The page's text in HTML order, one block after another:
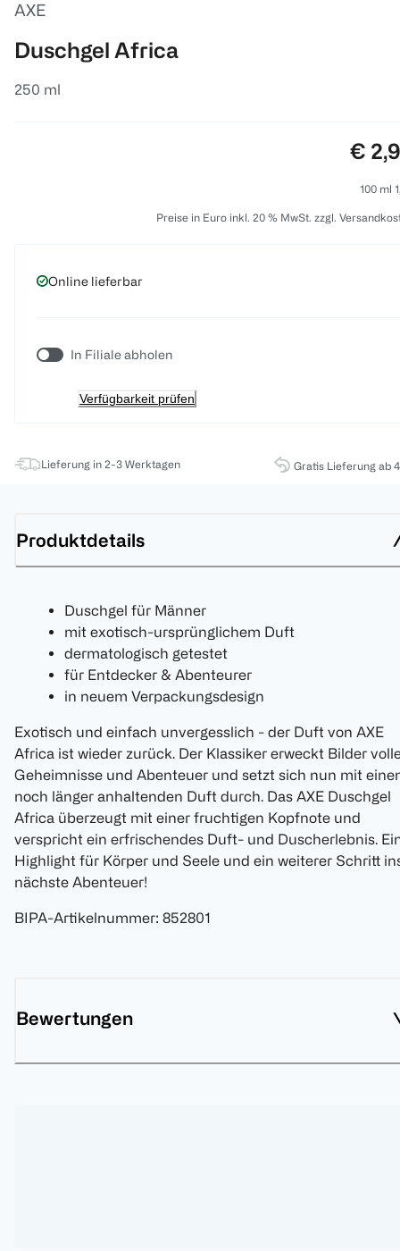
AXE
Duschgel Africa
250 ml
€
100 ml
Preise in Euro inkl. 20 % MwSt. zzgl.
Online lieferbar
In Filiale abholen
Verfügbarkeit prüfen
Lieferung in 2-3 Werktagen Gratis Lieferung ab
Produktdetails
Duschgel für Männer
mit exotisch-ursprünglichem Duft
dermatologisch getestet
für Entdecker & Abenteurer
in neuem Verpackungsdesign
Exotisch und einfach unvergesslich - der Duft von AXE
Africa ist wieder zurück. Der Klassiker erweckt Bilder
Geheimnisse und Abenteuer und setzt sich nun mit
noch länger anhaltenden Duft durch. Das AXE Duschgel
Africa überzeugt mit einer fruchtigen Kopfnote und
verspricht ein erfrischendes Duft- und Duscherlebnis.
Highlight für Körper und Seele und ein weiterer Schritt
nächste Abenteuer!
BIPA-Artikelnummer: 852801
Bewertungen